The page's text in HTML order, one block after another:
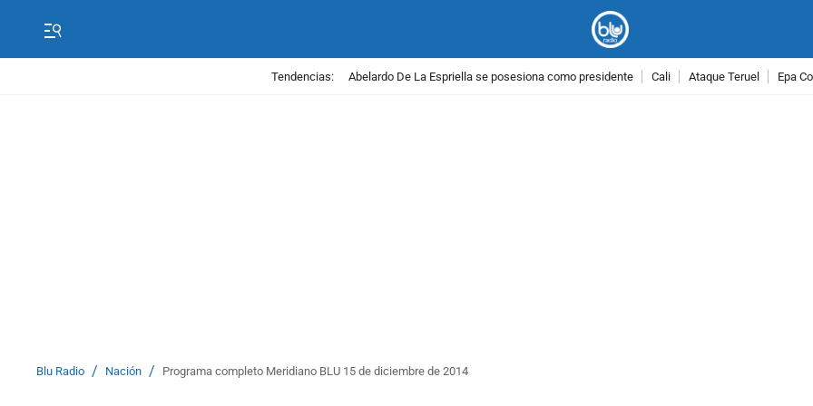
Tendencias: Abelardo De La Espriella se posesiona como presidente Cali Ataque Teruel Epa
Blu Radio / Nación / Programa completo Meridiano BLU 15 de diciembre de 2014